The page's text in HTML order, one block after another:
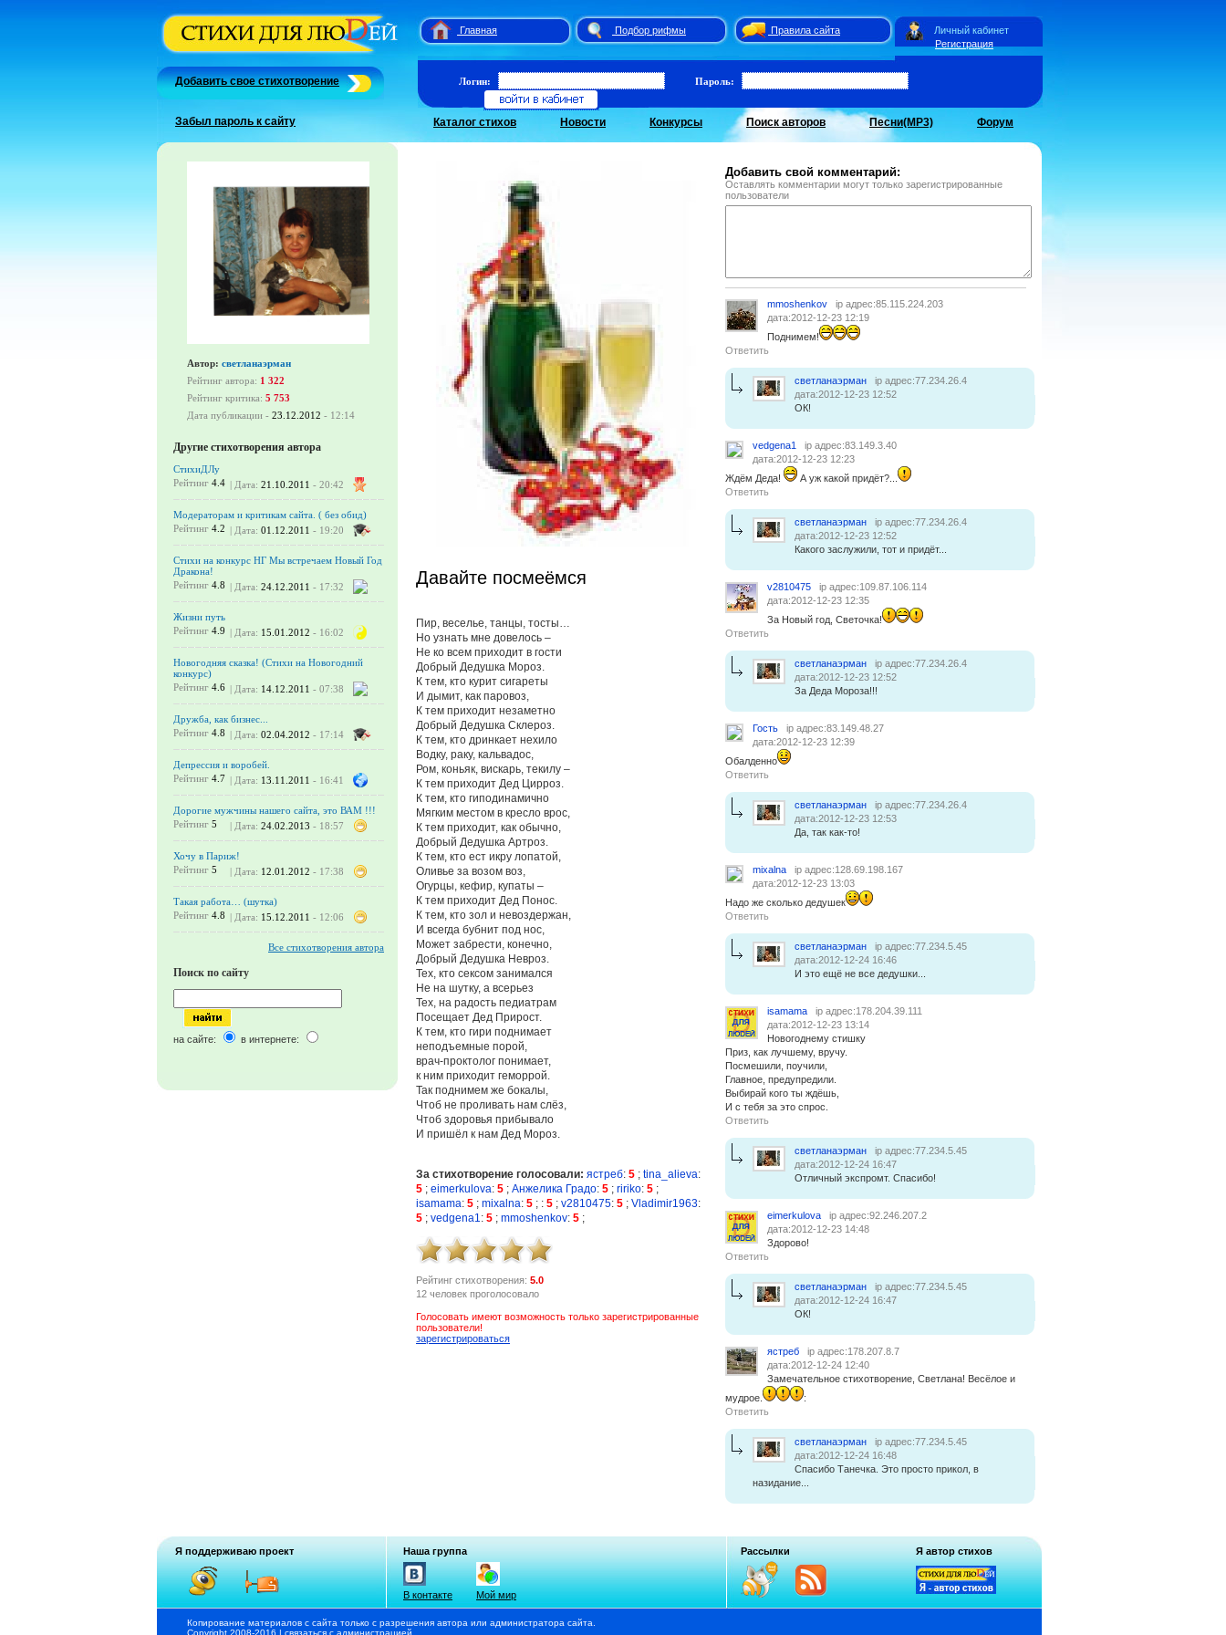
Главная Подбор рифмы
Правила сайта
Регистрация
Личный кабинет
Добавить свое стихотворение
Забыл пароль к сайту
Логин: Пароль:
Каталог стихов Новости Конкурсы Поиск авторов Песни(MP3) Форум
Автор: светланаэрман
Рейтинг автора: 1 322
Рейтинг критика: 5 753
Дата публикации - 23.12.2012 - 12:14
Другие стихотворения автора
СтихиДЛу
Рейтинг 4.4 | Дата: 21.10.2011 - 20:42
Модераторам и критикам сайта. ( без обид)
Рейтинг 4.2 | Дата: 01.12.2011 - 19:20
Стихи на конкурс НГ Мы встречаем Новый Год
Дракона!
Рейтинг 4.8 | Дата: 24.12.2011 - 17:32
Жизни путь
Рейтинг 4.9 | Дата: 15.01.2012 - 16:02
Новогодняя сказка! (Стихи на Новогодний
конкурс)
Рейтинг 4.6 | Дата: 14.12.2011 - 07:38
Дружба, как бизнес...
Рейтинг 4.8 | Дата: 02.04.2012 - 17:14
Депрессия и воробей.
Рейтинг 4.7 | Дата: 13.11.2011 - 16:41
Дорогие мужчины нашего сайта, это ВАМ !!!
Рейтинг 5 | Дата: 24.02.2013 - 18:57
Хочу в Париж!
Рейтинг 5 | Дата: 12.01.2012 - 17:38
Такая работа… (шутка)
Рейтинг 4.8 | Дата: 15.12.2011 - 12:06
Все стихотворения автора
Поиск по сайту
на сайте: в интернете:
Давайте посмеёмся
Пир, веселье, танцы, тосты…
Но узнать мне довелось –
Не ко всем приходит в гости
Добрый Дедушка Мороз.
К тем, кто курит сигареты
И дымит, как паровоз,
К тем приходит незаметно
Добрый Дедушка Склероз.
К тем, кто дринкает нехило
Водку, раку, кальвадос,
Ром, коньяк, вискарь, текилу –
К тем приходит Дед Цирроз.
К тем, кто гиподинамично
Мягким местом в кресло врос,
К тем приходит, как обычно,
Добрый Дедушка Артроз.
К тем, кто ест икру лопатой,
Оливье за возом воз,
Огурцы, кефир, купаты –
К тем приходит Дед Понос.
К тем, кто зол и невоздержан,
И всегда бубнит под нос,
Может забрести, конечно,
Добрый Дедушка Невроз.
Тех, кто сексом занимался
Не на шутку, а всерьез
Тех, на радость педиатрам
Посещает Дед Прирост.
К тем, кто гири поднимает
неподъемные порой,
врач-проктолог понимает,
к ним приходит геморрой.
Так поднимем же бокалы,
Чтоб не проливать нам слёз,
Чтоб здоровья прибывало
И пришёл к нам Дед Мороз.
За стихотворение голосовали: ястреб: 5 ; tina_alieva:
5 ; eimerkulova: 5 ; Анжелика Градо: 5 ; ririko: 5 ;
isamama: 5 ; mixalna: 5 ; : 5 ; v2810475: 5 ; Vladimir1963:
5 ; vedgena1 : 5 ; mmoshenkov: 5 ;
Рейтинг стихотворения: 5.0
12 человек проголосовало
Голосовать имеют возможность только зарегистрированные
пользователи!
зарегистрироваться
Добавить свой комментарий:
Оставлять комментарии могут только зарегистрированные
пользователи
mmoshenkov
ip адрес:85.115.224.203
дата:2012-12-23 12:19
Поднимем!
Ответить
светланаэрман
ip адрес:77.234.26.4
дата:2012-12-23 12:52
ОК!
vedgena1
ip адрес:83.149.3.40
дата:2012-12-23 12:23
Ждём Деда!
А уж какой придёт?...
Ответить
светланаэрман
ip адрес:77.234.26.4
дата:2012-12-23 12:52
Какого заслужили, тот и придёт...
v2810475
ip адрес:109.87.106.114
дата:2012-12-23 12:35
За Новый год, Светочка!
Ответить
светланаэрман
ip адрес:77.234.26.4
дата:2012-12-23 12:52
За Деда Мороза!!!
Гость
ip адрес:83.149.48.27
дата:2012-12-23 12:39
Обалденно
Ответить
светланаэрман
ip адрес:77.234.26.4
дата:2012-12-23 12:53
Да, так как-то!
mixalna
ip адрес:128.69.198.167
дата:2012-12-23 13:03
Надо же сколько дедушек
Ответить
светланаэрман
ip адрес:77.234.5.45
дата:2012-12-24 16:46
И это ещё не все дедушки...
isamama
ip адрес:178.204.39.111
дата:2012-12-23 13:14
Новогоднему стишку
Приз, как лучшему, вручу.
Посмешили, поучили,
Главное, предупредили.
Выбирай кого ты ждёшь,
И с тебя за это спрос.
Ответить
светланаэрман
ip адрес:77.234.5.45
дата:2012-12-24 16:47
Отличный экспромт. Спасибо!
eimerkulova
ip адрес:92.246.207.2
дата:2012-12-23 14:48
Здорово!
Ответить
светланаэрман
ip адрес:77.234.5.45
дата:2012-12-24 16:47
ОК!
ястреб
ip адрес:178.207.8.7
дата:2012-12-24 12:40
Замечательное стихотворение, Светлана! Весёлое и
мудрое.
:
Ответить
светланаэрман
ip адрес:77.234.5.45
дата:2012-12-24 16:48
Спасибо Танечка. Это просто прикол, в
назидание...
Я поддерживаю проект Наша группа
В контакте Мой мир
Рассылки Я автор стихов
Копирование материалов с сайта только с разрешения автора или администратора сайта.
Copyright 2008-2016 | связаться с администрацией